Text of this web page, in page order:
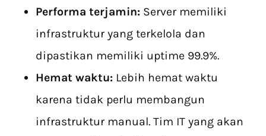
Performa terjamin: Server memiliki
infrastruktur yang terkelola dan
dipastikan memiliki uptime 99.9%.
Hemat waktu: Lebih hemat waktu
karena tidak perlu membangun
infrastruktur manual. Tim IT yang akan